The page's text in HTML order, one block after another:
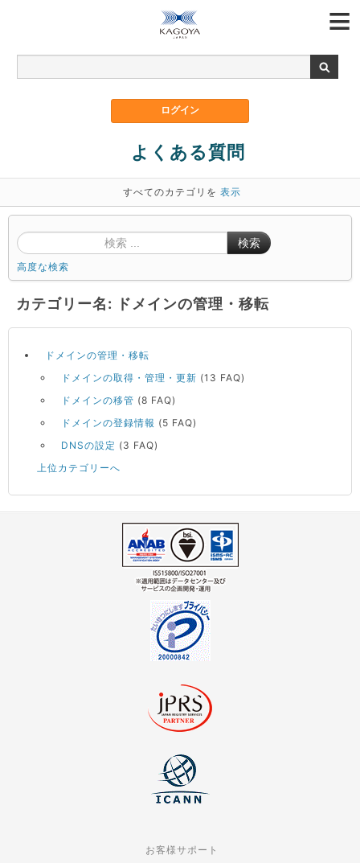
よくある質問
すべてのカテゴリを 表示
検索
高度な検索
カテゴリー名: ドメインの管理・移転
ドメインの管理・移転
ドメインの取得・管理・更新 (13 FAQ)
ドメインの移管 (8 FAQ)
ドメインの登録情報 (5 FAQ)
DNSの設定 (3 FAQ)
上位カテゴリーへ
お客様サポート